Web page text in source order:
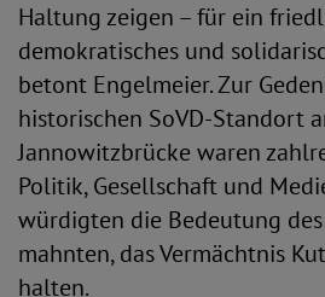
Haltung zeigen – für ein
demokratisches und
betont Engelmeier. Zur
historischen SoVD-Standort
Jannowitzbrücke waren
Politik, Gesellschaft und
würdigten die Bedeutung
mahnten, das Vermächtnis
halten.